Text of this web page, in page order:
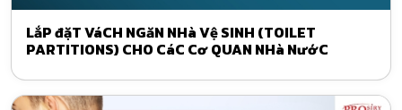
LắP đặT VáCH NGăN NHà Vệ SINH (TOILET
PARTITIONS) CHO CáC Cơ QUAN NHà NướC